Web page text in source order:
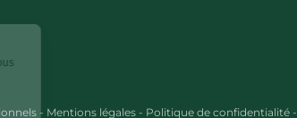
- Mentions légales - Politique de confidentialité -
le contrôle sur ce que vous
cliquez sur le lien